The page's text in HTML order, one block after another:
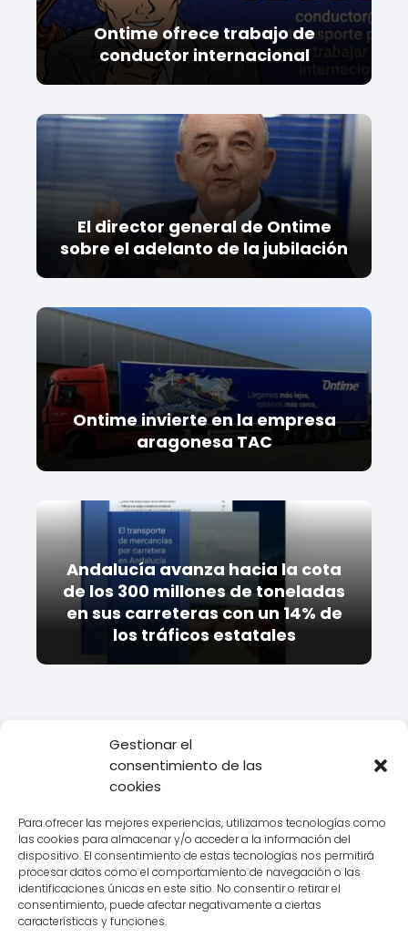
Gestionar el
consentimiento de las
cookies
Para ofrecer las mejores experiencias, utilizamos tecnologías como
las cookies para almacenar y/o acceder a la información del
dispositivo. El consentimiento de estas tecnologías nos permitirá
procesar datos como el comportamiento de navegación o las
identificaciones únicas en este sitio. No consentir o retirar el
consentimiento, puede afectar negativamente a ciertas
características y funciones.
Ontime ofrece trabajo de
conductor internacional
El director general de Ontime
sobre el adelanto de la jubilación
Ontime invierte en la empresa
aragonesa TAC
Andalucía avanza hacia la cota
de los 300 millones de toneladas
en sus carreteras con un 14% de
los tráficos estatales
Transporte
Descubre las ventajas de la
autoprima levante en tu trayecto diario
Aviso legal
Política de Cookies